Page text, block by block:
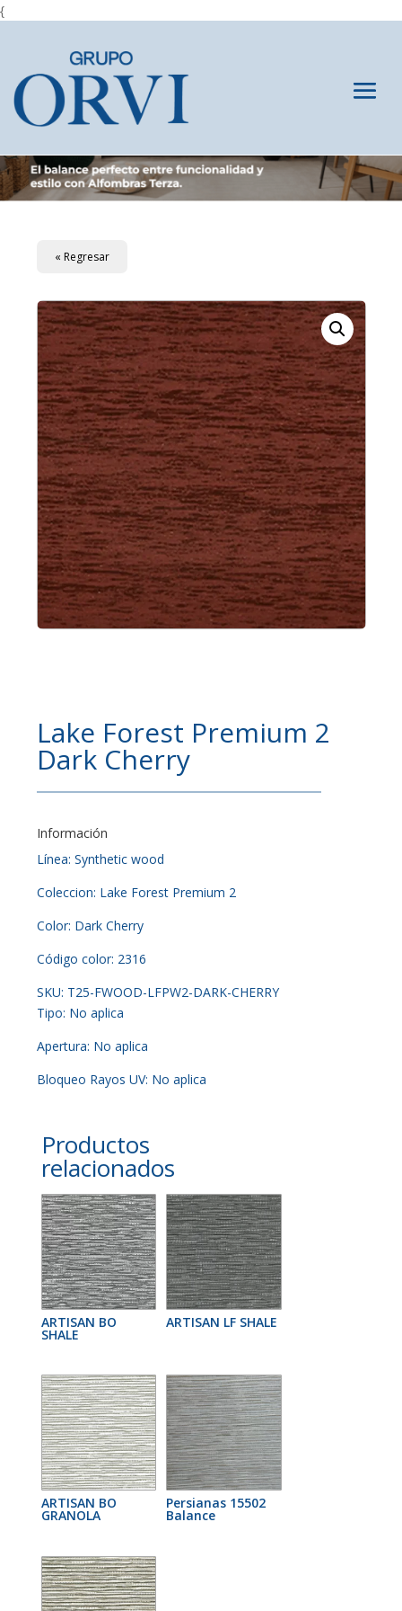
{
« Regresar
Lake Forest Premium 2
Dark Cherry
Información
Línea: Synthetic wood
Coleccion: Lake Forest Premium 2
Color: Dark Cherry
Código color: 2316
SKU: T25-FWOOD-LFPW2-DARK-CHERRY
Tipo: No aplica
Apertura: No aplica
Bloqueo Rayos UV: No aplica
Productos
relacionados
ARTISAN BO
SHALE
ARTISAN LF SHALE
ARTISAN BO
GRANOLA
Persianas 15502
Balance